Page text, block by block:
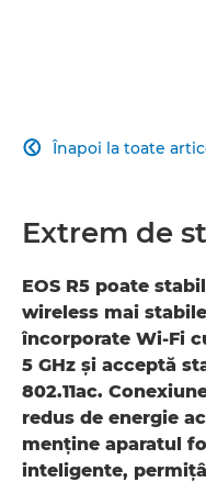
Înapoi la toate

Extrem de
EOS R5 poate
wireless mai
încorporate Wi-Fi
5 GHz şi acceptă
802.11ac.
redus de energie
menţine aparatul
inteligente,